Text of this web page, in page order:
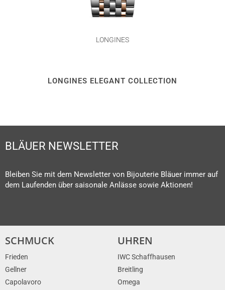
LONGINES
LONGINES ELEGANT COLLECTION
BLÄUER NEWSLETTER
Bleiben Sie mit dem Newsletter von Bijouterie Bläuer immer auf
dem Laufenden über saisonale Anlässe sowie Aktionen!
SCHMUCK
Frieden
Gellner
Capolavoro
UHREN
IWC Schaffhausen
Breitling
Omega